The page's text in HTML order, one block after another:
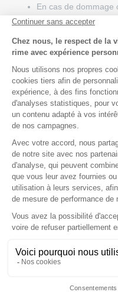
En cas de dommage
Terre, à un objet
objet spatial d’un
n’est responsable
faute.
C’est finalement un
instauré dans l’espace.
La« Convention sur
dans l’espace extra-
15 septembre 1976
l’espace extra-